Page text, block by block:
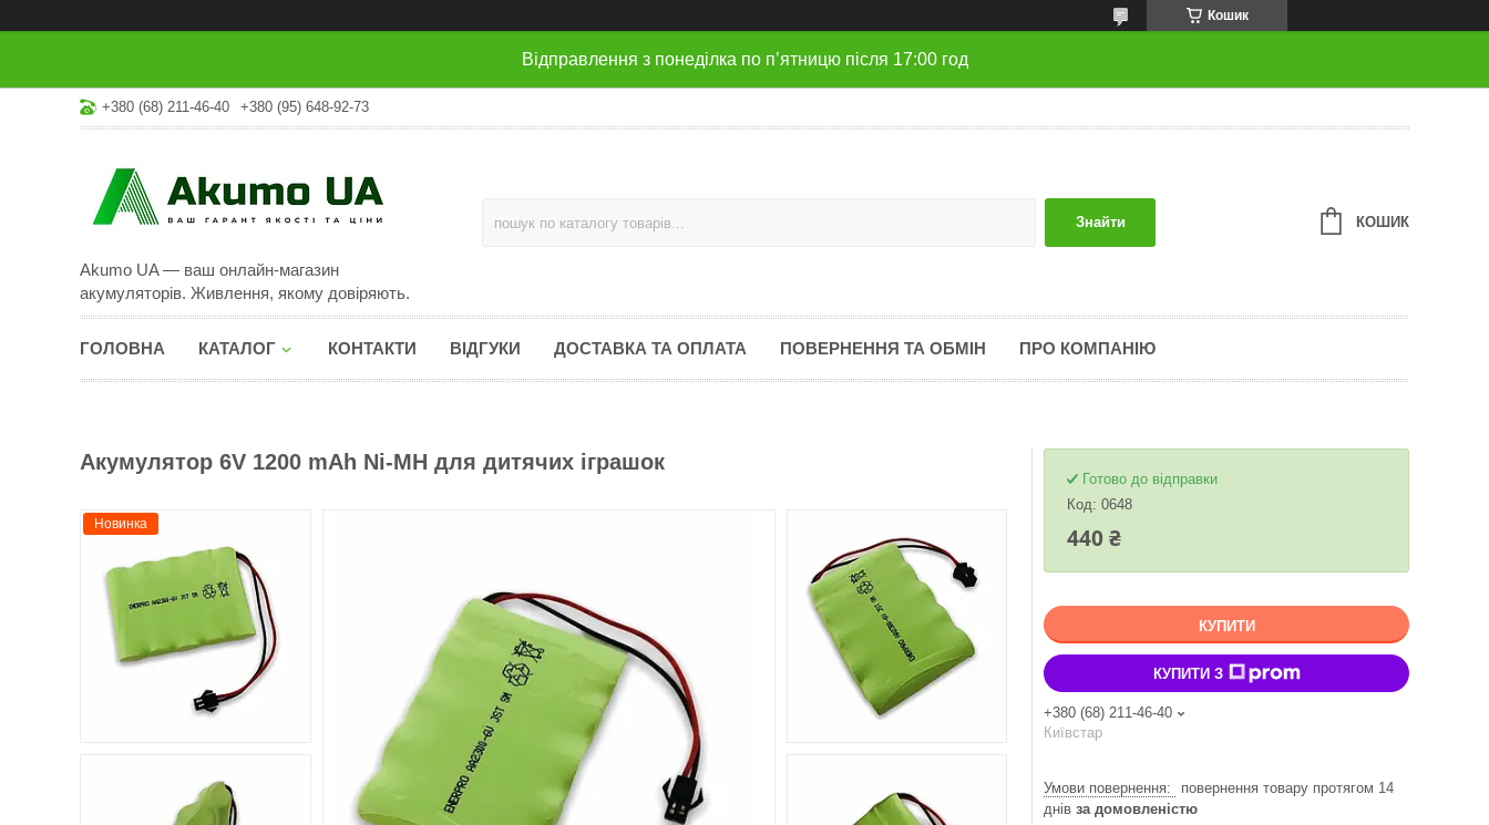
Кошик
Відправлення з понеділка по п’ятницю після 17:00 год
+380 (68) 211-46-40 +380 (95) 648-92-73
Akumo UA — ваш онлайн-магазин
акумуляторів. Живлення, якому довіряють.
Знайти КОШИК
ГОЛОВНА КАТАЛОГ КОНТАКТИ ВІДГУКИ ДОСТАВКА ТА ОПЛАТА ПОВЕРНЕННЯ ТА ОБМІН ПРО КОМПАНІЮ
Акумулятор 6V 1200 mAh Ni-MH для дитячих іграшок
Новинка
Готово до відправки
Код: 0648
440 ₴
КУПИТИ
КУПИТИ З
+380 (68) 211-46-40
Київстар
повернення товару протягом 14
днів за домовленістю